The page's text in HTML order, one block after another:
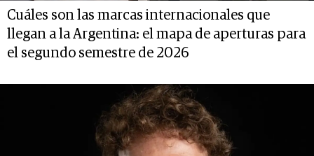
Cuáles son las marcas internacionales que
llegan a la Argentina: el mapa de aperturas para
el segundo semestre de 2026